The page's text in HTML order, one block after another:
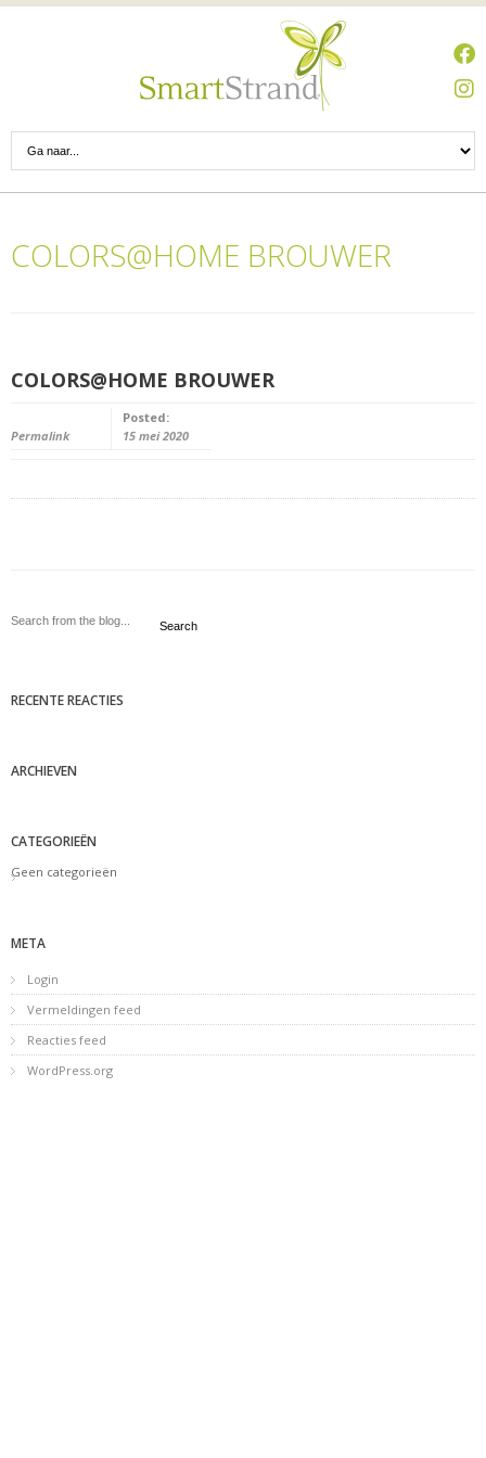
COLORS@HOME BROUWER
COLORS@HOME BROUWER
Permalink
Posted:
15 mei 2020
Search
RECENTE REACTIES
ARCHIEVEN
CATEGORIEËN
Geen categorieën
META
Login
Vermeldingen feed
Reacties feed
WordPress.org